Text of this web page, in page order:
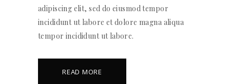
adipiscing elit, sed do eiusmod tempor
incididunt ut labore et dolore magna aliqua
tempor incididunt ut labore.
READ MORE